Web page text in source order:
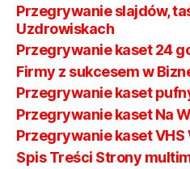
Przegrywanie slajdów,
Uzdrowiskach
Przegrywanie kaset 24
Firmy z sukcesem w
Przegrywanie kaset
Przegrywanie kaset Na
Przegrywanie kaset VHS
Spis Treści Strony